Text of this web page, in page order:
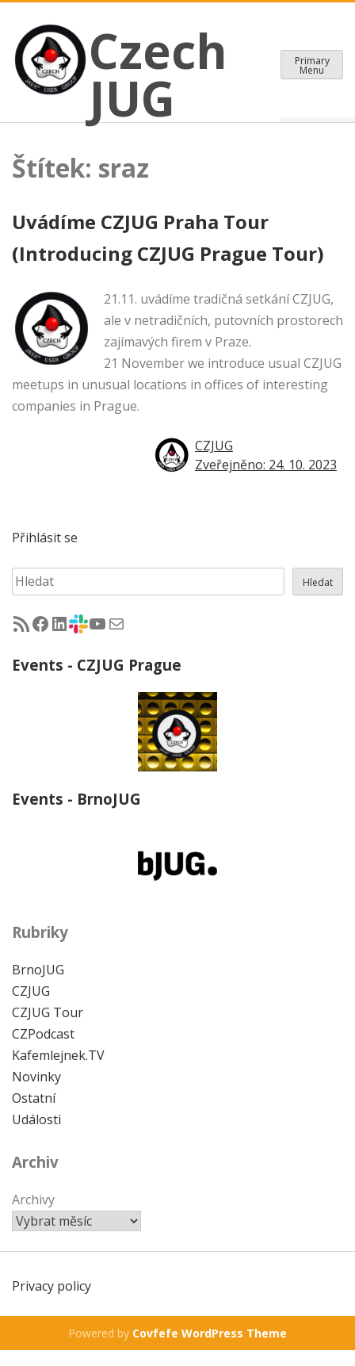
content
Czech JUG
CZECH JAVA USER GROUP
Czech
JUG
Primary
Menu
Štítek: sraz
Uvádíme CZJUG Praha Tour
(Introducing CZJUG Prague Tour)
21.11. uvádíme tradičná setkání CZJUG,
ale v netradičních, putovních prostorech
zajímavých firem v Praze.
21 November we introduce usual CZJUG
meetups in unusual locations in offices of interesting
companies in Prague.
CZJUG
Zveřejněno: 24. 10. 2023
Přihlásit se
Hledat Hledat
RSS - články na jug.cz
Facebook skupina Czech Java User Group
LinkedIn skupina Czech Java User Group
CZJUG Slack fórum
CZJUG YouTube kanálCZJUG email
Events - CZJUG Prague
Events - BrnoJUG
Rubriky
BrnoJUG
CZJUG
CZJUG Tour
CZPodcast
Kafemlejnek.TV
Novinky
Ostatní
Události
Archiv
Archivy
Privacy policy
Powered by Covfefe WordPress Theme